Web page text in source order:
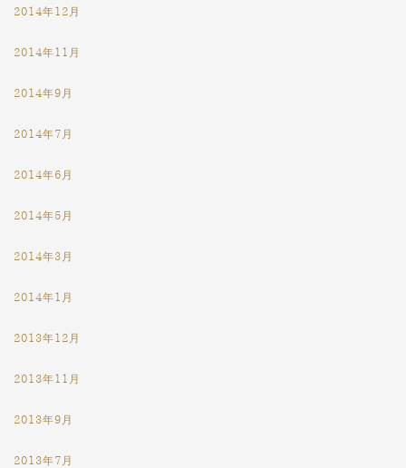
2014年12月
2014年11月
2014年9月
2014年7月
2014年6月
2014年5月
2014年3月
2014年1月
2013年12月
2013年11月
2013年9月
2013年7月